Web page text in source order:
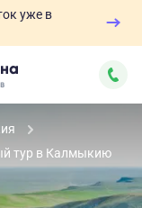
уже в
тур в Калмыкию